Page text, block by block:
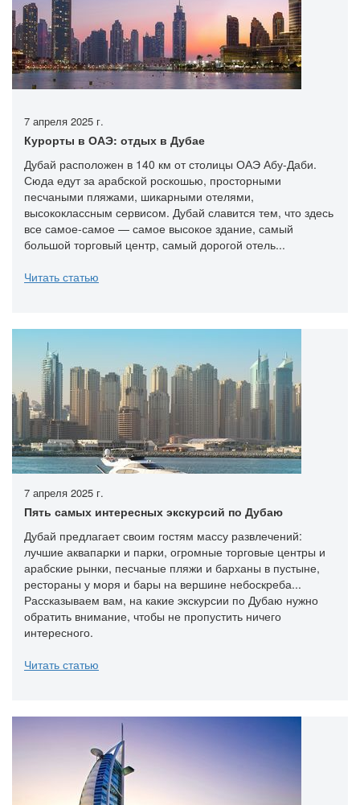
7 апреля 2025 г.
Курорты в ОАЭ: отдых в Дубае
Дубай расположен в 140 км от столицы ОАЭ Абу-Даби.
Сюда едут за арабской роскошью, просторными
песчаными пляжами, шикарными отелями,
высококлассным сервисом. Дубай славится тем, что здесь
все самое-самое — самое высокое здание, самый
большой торговый центр, самый дорогой отель...
Читать статью
7 апреля 2025 г.
Пять самых интересных экскурсий по Дубаю
Дубай предлагает своим гостям массу развлечений:
лучшие аквапарки и парки, огромные торговые центры и
арабские рынки, песчаные пляжи и барханы в пустыне,
рестораны у моря и бары на вершине небоскреба...
Рассказываем вам, на какие экскурсии по Дубаю нужно
обратить внимание, чтобы не пропустить ничего
интересного.
Читать статью